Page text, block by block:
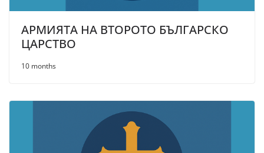
АРМИЯТА НА ВТОРОТО БЪЛГАРСКО
ЦАРСТВО
10 months